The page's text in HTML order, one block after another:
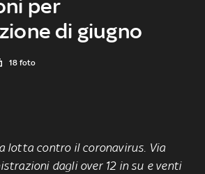
per
di giugno
18 foto
lotta contro il coronavirus. Via
dagli over 12 in su e venti